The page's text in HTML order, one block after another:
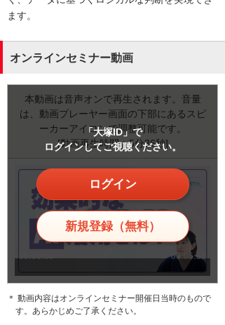
ます。
オンラインセミナー動画
本動画は音声オンで再生されます。音量
は、動画プレーヤー画面の下部にあるスピ
ーカーアイコンで調整可能です。
[動画再生時間：5分36秒]
「大塚ID」で
ログインしてご視聴ください。
ログイン
新規登録（無料）
＊ 動画内容はオンラインセミナー開催日当時のもので
す。あらかじめご了承ください。